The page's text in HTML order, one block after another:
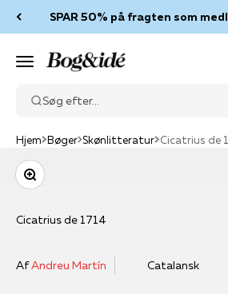
SPAR 50% på fragten som
Menu Bog & idé
Søg efter...
Hjem Bøger Skønlitteratur Cicatrius de
Zoom
Cicatrius de 1714
AfAndreu Martín Catalansk